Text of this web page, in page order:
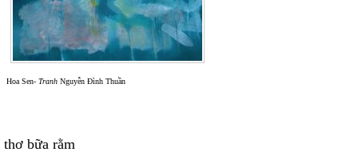
Hoa Sen- Tranh Nguyễn Đình Thuần
thơ bữa rằm